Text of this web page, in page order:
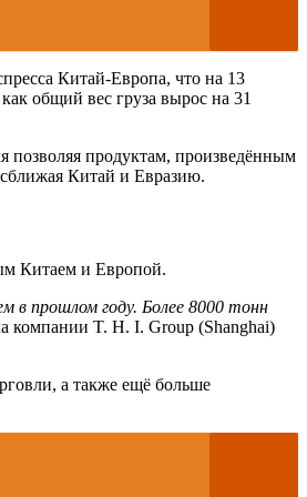
Китай-Европа, что на 13
общий вес груза вырос на 31
позволяя продуктам, произведённым
Китай и Евразию.
Китаем и Европой.
в прошлом году. Более 8000 тонн
компании T. H. I. Group (Shanghai)
а также ещё больше